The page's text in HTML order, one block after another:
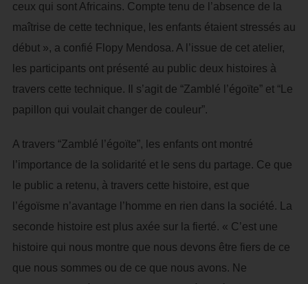
ceux qui sont Africains. Compte tenu de l’absence de la
maîtrise de cette technique, les enfants étaient stressés au
début », a confié Flopy Mendosa. A l’issue de cet atelier,
les participants ont présenté au public deux histoires à
travers cette technique. Il s’agit de “Zamblé l’égoïte” et “Le
papillon qui voulait changer de couleur”.
A travers “Zamblé l’égoïte”, les enfants ont montré
l’importance de la solidarité et le sens du partage. Ce que
le public a retenu, à travers cette histoire, est que
l’égoïsme n’avantage l’homme en rien dans la société. La
seconde histoire est plus axée sur la fierté. « C’est une
histoire qui nous montre que nous devons être fiers de ce
que nous sommes ou de ce que nous avons. Ne